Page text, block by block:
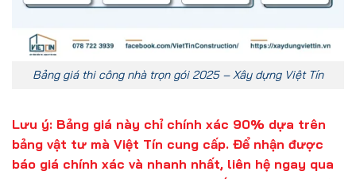
Bảng giá thi công nhà trọn gói 2025 – Xây dựng Việt Tín
Lưu ý: Bảng giá này chỉ chính xác 90% dựa trên
bảng vật tư mà Việt Tín cung cấp. Để nhận được
báo giá chính xác và nhanh nhất, liên hệ ngay qua